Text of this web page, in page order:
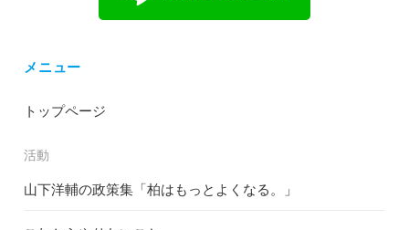
メニュー
トップページ
活動
山下洋輔の政策集「柏はもっとよくなる。」